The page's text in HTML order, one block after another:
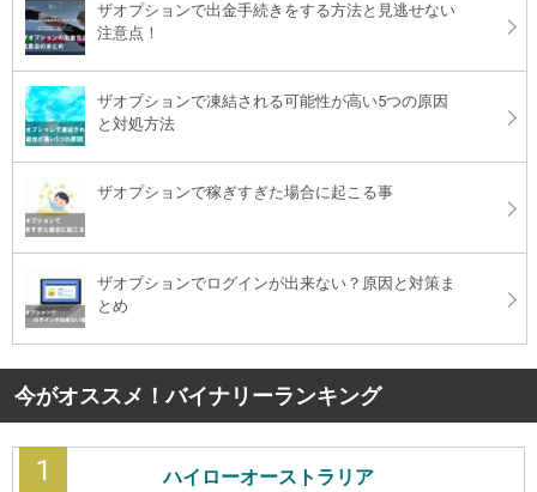
ザオプションで出金手続きをする方法と見逃せない
注意点！
ザオプションで凍結される可能性が高い5つの原因
と対処方法
ザオプションで稼ぎすぎた場合に起こる事
ザオプションでログインが出来ない？原因と対策ま
とめ
今がオススメ！バイナリーランキング
1 ハイローオーストラリア